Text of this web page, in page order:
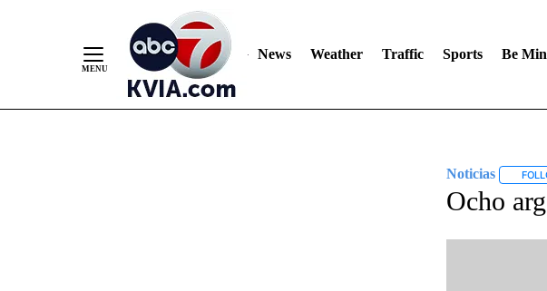
News Weather Traffic Sports Be
Noticias
Ocho